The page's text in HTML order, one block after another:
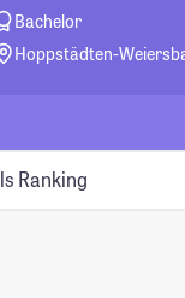
Bachelor
Hoppstädten-
Ranking